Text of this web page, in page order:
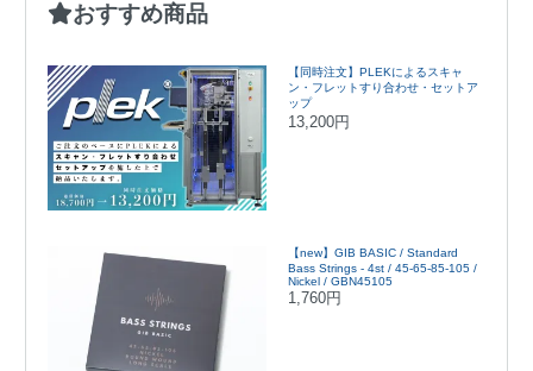
おすすめ商品
【同時注文】PLEKによるスキャ
ン・フレットすり合わせ・セットア
ップ
13,200円
【new】GIB BASIC / Standard
Bass Strings - 4st / 45-65-85-105 /
Nickel / GBN45105
1,760円